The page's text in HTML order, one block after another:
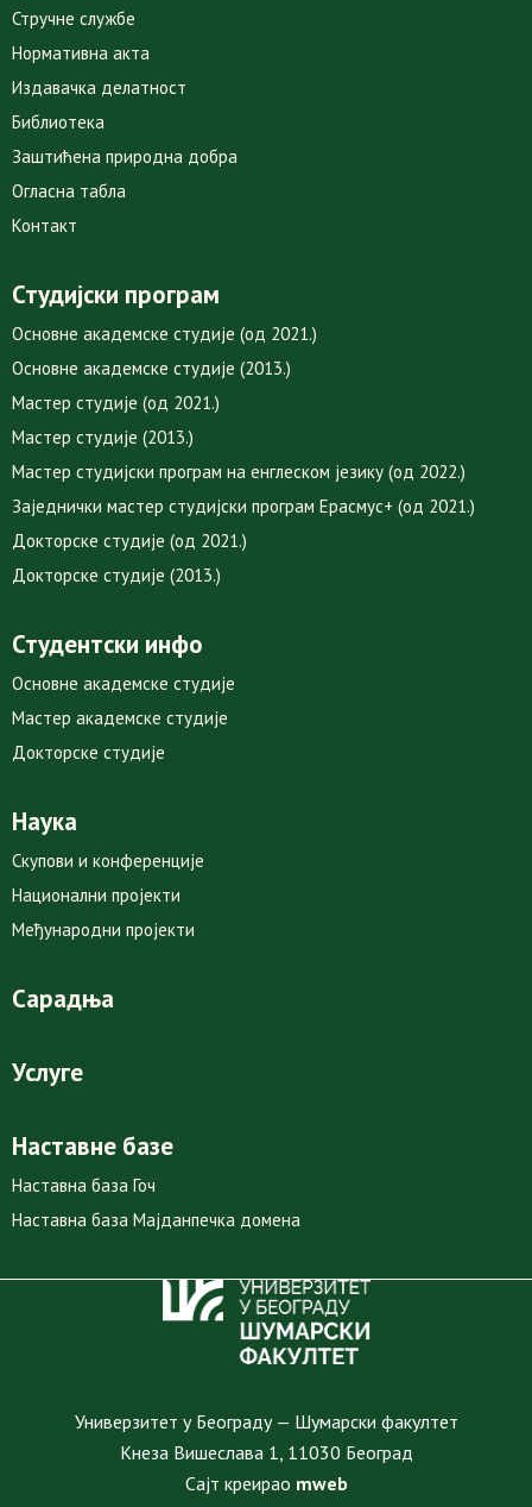
Стручне службе
Нормативна акта
Издавачка делатност
Библиотека
Заштићена природна добра
Огласна табла
Контакт
Студијски програм
Основне академске студије (од 2021.)
Основне академске студије (2013.)
Мастер студије (од 2021.)
Мастер студије (2013.)
Мастер студијски програм на енглеском језику (од 2022.)
Заједнички мастер студијски програм Ерасмус+ (од 2021.)
Докторске студије (од 2021.)
Докторске студије (2013.)
Студентски инфо
Основне академске студије
Мастер академске студије
Докторске студије
Наука
Скупови и конференције
Национални пројекти
Међународни пројекти
Сарадња
Услуге
Наставне базе
Наставна база Гоч
Наставна база Мајданпечка домена
Универзитет у Београду — Шумарски факултет
Кнеза Вишеслава 1, 11030 Београд
Сајт креирао mweb